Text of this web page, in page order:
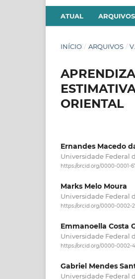
ATUAL ARQUIVOS
INÍCIO / ARQUIVOS /
ORIENTAL
Ernandes Macedo
Universidade Federal
https://orcid.org/0000-0001-
Marks Melo Moura
Universidade Federal
https://orcid.org/0000-0002-
Emmanoella Costa
Universidade Federal
https://orcid.org/0000-0002-
Gabriel Mendes
Universidade Federal